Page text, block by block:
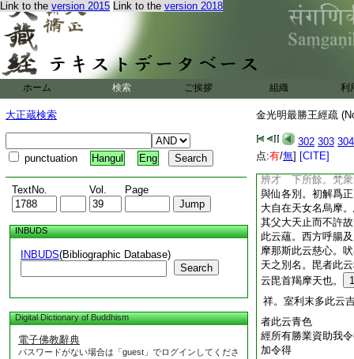
Link to the version 2015 Link to the version 2018
ホーム 検索 ご挨拶 組織 利
大正蔵検索
punctuation Hangul Eng
TextNo. Vol. Page
INBUDS
INBUDS(Bibliographic Database)
Search
Digital Dictionary of Buddhism
電子佛教辭典
パスワードがない場合は「guest」でログインしてくださ
金光明最勝王經疏
302 303 304
点:有/無] [CITE]
五差別。六無差別
行。如辨中邊論第
諦觀爲如病如癰如
爲八見。觀集爲結
天妙辨才摩那斯王
四大天王妙辨才善
妙辨才吠率怒天妙
數天神妙辨才室唎
妙辨才醯哩言辭妙
哩底母妙辨才諸藥
辨才 下所餘。梵衆
與仙各別。初解爲
大自在天女名烏摩
其父大天止而不許
此云蘊。西方呼腸
摩那斯此云慈心。
天之別名。毘者此
云毘首羯摩天也。
1
祥。室利末多此云
者此云青色
經所有勝業資助我
加令得